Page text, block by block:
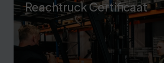
Reachtruck Certificaat